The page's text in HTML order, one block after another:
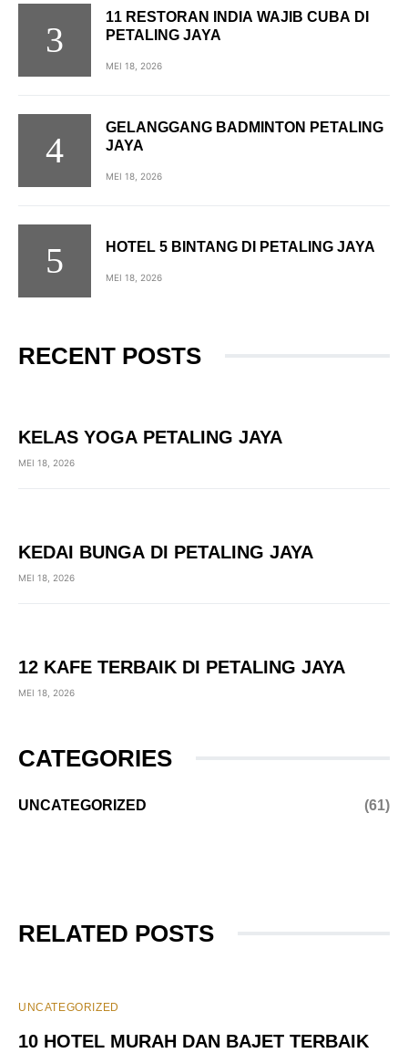
11 RESTORAN INDIA WAJIB CUBA DI
PETALING JAYA
MEI 18, 2026
GELANGGANG BADMINTON PETALING
JAYA
MEI 18, 2026
HOTEL 5 BINTANG DI PETALING JAYA
MEI 18, 2026
RECENT POSTS
KELAS YOGA PETALING JAYA
MEI 18, 2026
KEDAI BUNGA DI PETALING JAYA
MEI 18, 2026
12 KAFE TERBAIK DI PETALING JAYA
MEI 18, 2026
CATEGORIES
UNCATEGORIZED (61)
RELATED POSTS
UNCATEGORIZED
10 HOTEL MURAH DAN BAJET TERBAIK